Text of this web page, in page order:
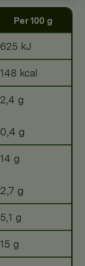
Per 100 g
625 kJ
148 kcal
2,4 g
0,4 g
14 g
2,7 g
5,1 g
15 g